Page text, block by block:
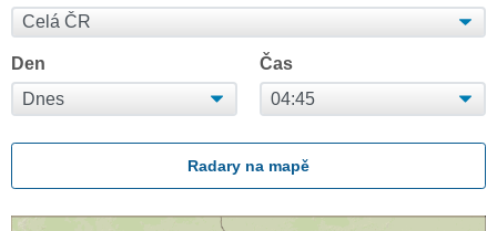
Den Čas
Radary na mapě